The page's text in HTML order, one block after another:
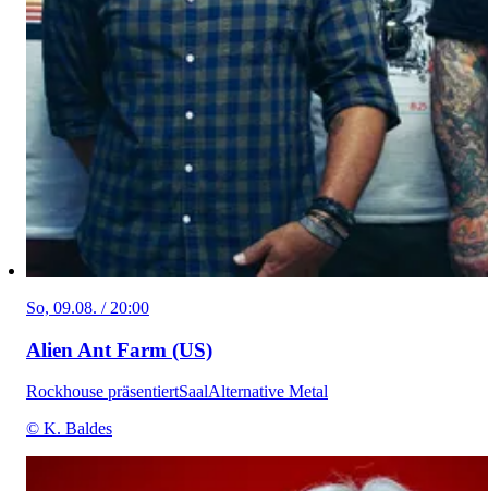
So, 09.08. / 20:00
Alien Ant Farm (US)
Rockhouse präsentiertSaalAlternative Metal
© K. Baldes